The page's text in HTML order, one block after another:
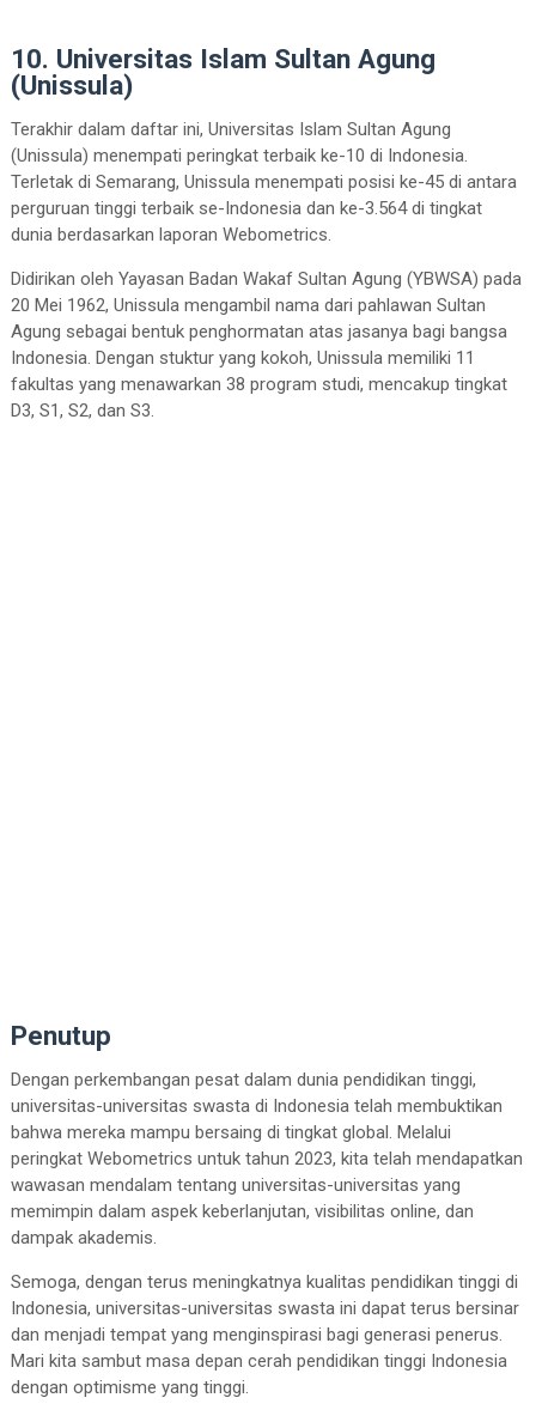
10. Universitas Islam Sultan Agung
(Unissula)
Terakhir dalam daftar ini, Universitas Islam Sultan Agung
(Unissula) menempati peringkat terbaik ke-10 di Indonesia.
Terletak di Semarang, Unissula menempati posisi ke-45 di antara
perguruan tinggi terbaik se-Indonesia dan ke-3.564 di tingkat
dunia berdasarkan laporan Webometrics.
Didirikan oleh Yayasan Badan Wakaf Sultan Agung (YBWSA) pada
20 Mei 1962, Unissula mengambil nama dari pahlawan Sultan
Agung sebagai bentuk penghormatan atas jasanya bagi bangsa
Indonesia. Dengan stuktur yang kokoh, Unissula memiliki 11
fakultas yang menawarkan 38 program studi, mencakup tingkat
D3, S1, S2, dan S3.
Penutup
Dengan perkembangan pesat dalam dunia pendidikan tinggi,
universitas-universitas swasta di Indonesia telah membuktikan
bahwa mereka mampu bersaing di tingkat global. Melalui
peringkat Webometrics untuk tahun 2023, kita telah mendapatkan
wawasan mendalam tentang universitas-universitas yang
memimpin dalam aspek keberlanjutan, visibilitas online, dan
dampak akademis.
Semoga, dengan terus meningkatnya kualitas pendidikan tinggi di
Indonesia, universitas-universitas swasta ini dapat terus bersinar
dan menjadi tempat yang menginspirasi bagi generasi penerus.
Mari kita sambut masa depan cerah pendidikan tinggi Indonesia
dengan optimisme yang tinggi.